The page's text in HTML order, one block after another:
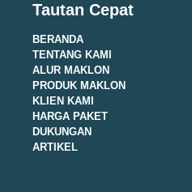
Tautan Cepat
BERANDA
TENTANG KAMI
ALUR MAKLON
PRODUK MAKLON
KLIEN KAMI
HARGA PAKET
DUKUNGAN
ARTIKEL